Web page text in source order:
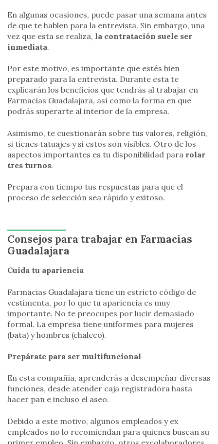
En algunas ocasiones, puede pasar una semana antes
de que te hablen para la entrevista. Sin embargo, una
vez que esta se realiza, la contratación suele ser
inmediata.
Por este motivo, es importante que estés bien
preparado para la entrevista. Durante esta te
explicarán los beneficios que tendrás al trabajar en
Farmacias Guadalajara, así como la forma en que
podrás superarte al interior de la empresa.
Asimismo, te cuestionarán sobre tus valores, religión,
si tienes tatuajes y si estos son visibles. Otro de los
aspectos importantes es tu disponibilidad para rolar
tres turnos.
Prepara con tiempo tus respuestas para que el
proceso de selección sea rápido y exitoso.
Consejos para trabajar en Farmacias
Guadalajara
Cuida tu apariencia
Farmacias Guadalajara tiene un estricto código de
vestimenta, por lo que tu apariencia es muy
importante. No te preocupes por lucir demasiado
formal. La empresa tiene uniformes para mujeres
(bata) y hombres (chaleco).
Prepárate para ser multifuncional
En esta compañía, aprenderás a desempeñar diversas
funciones, desde atender caja registradora hasta
hacer pan e incluso el aseo.
Debido a este motivo, algunos empleados y ex
empleados no lo recomiendan para quienes buscan su